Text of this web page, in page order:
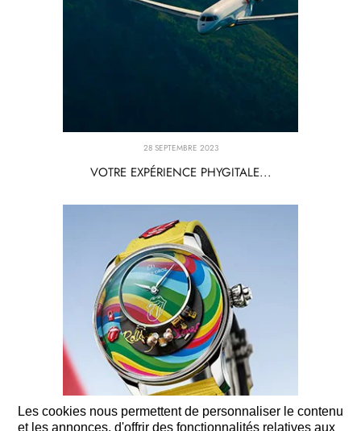
Les cookies nous permettent de personnaliser le contenu
et les annonces, d'offrir des fonctionnalités relatives aux
28 SEPTEMBRE 2023
VOTRE EXPÉRIENCE PHYGITALE...